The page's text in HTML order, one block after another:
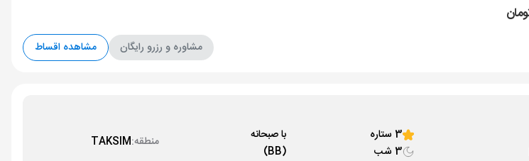
مشاوره و رزرو رایگان مشاهده اقساط
3 ستاره
3 شب
با صبحانه
(BB)
منطقه:TAKSIM